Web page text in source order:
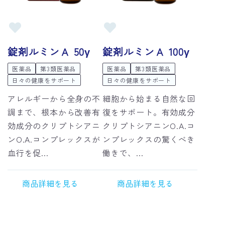
錠剤ルミンＡ 50γ
医薬品
第3類医薬品
日々の健康をサポート
アレルギーから全身の不
調まで、根本から改善有
効成分のクリプトシアニ
ンO.A.コンプレックスが
血行を促...
商品詳細を見る
錠剤ルミンＡ 100γ
医薬品
第3類医薬品
日々の健康をサポート
細胞から始まる自然な回
復をサポート。有効成分
クリプトシアニンO.A.コ
ンプレックスの驚くべき
働きで、...
商品詳細を見る